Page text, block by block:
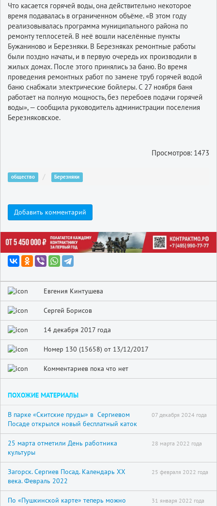
Что касается горячей воды, она действительно некоторое
время подавалась в ограниченном объёме. «В этом году
реализовывалась программа муниципального района по
ремонту теплосетей. В неё вошли населённые пункты
Бужаниново и Березняки. В Березняках ремонтные работы
были поздно начаты, и в первую очередь их производили в
жилых домах. После этого принялись за баню. Во время
проведения ремонтных работ по замене труб горячей водой
баню снабжали электрические бойлеры. С 27 ноября баня
работает на полную мощность, без перебоев подачи горячей
воды», — сообщила руководитель администрации поселения
Березняковское.
Просмотров: 1473
общество Березняки
Добавить комментарий
Евгения Кинтушева
Сергей Борисов
14 декабря 2017 года
Номер 130 (15658) от 13/12/2017
Комментариев пока что нет
ПОХОЖИЕ МАТЕРИАЛЫ
В парке «Скитские пруды» в Сергиевом
Посаде открылся новый бесплатный каток
07 декабря 2024 года
25 марта отметили День работника
культуры
28 марта 2022 года
Загорск. Сергиев Посад. Календарь XX
века. Февраль 2022
25 февраля 2022 года
По «Пушкинской карте» теперь можно
31 января 2022 года